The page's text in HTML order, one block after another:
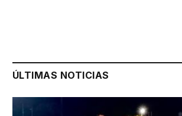
ÚLTIMAS NOTICIAS